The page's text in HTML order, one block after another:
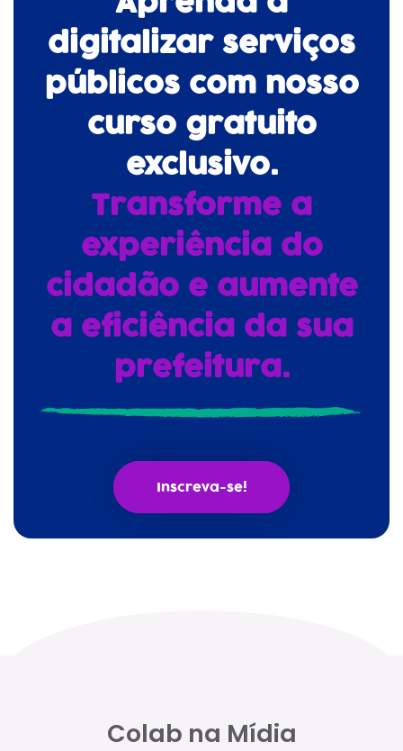
digitalizar serviços
públicos com nosso
curso gratuito
exclusivo.
Transforme a
experiência do
cidadão e aumente
a eficiência da sua
prefeitura.
Inscreva-se!
Colab na Mídia